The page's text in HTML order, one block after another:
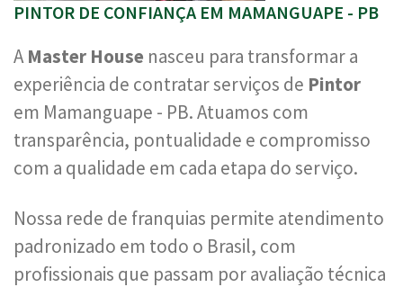
PINTOR DE CONFIANÇA EM MAMANGUAPE - PB
AMaster House nasceu para transformar a
experiência de contratar serviços de Pintor
em Mamanguape - PB. Atuamos com
transparência, pontualidade e compromisso
com a qualidade em cada etapa do serviço.
Nossa rede de franquias permite atendimento
padronizado em todo o Brasil, com
profissionais que passam por avaliação técnica